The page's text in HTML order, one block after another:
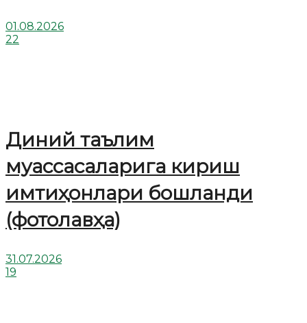
01.08.2026
22
Диний таълим
муассасаларига кириш
имтиҳонлари бошланди
(фотолавҳа)
31.07.2026
19